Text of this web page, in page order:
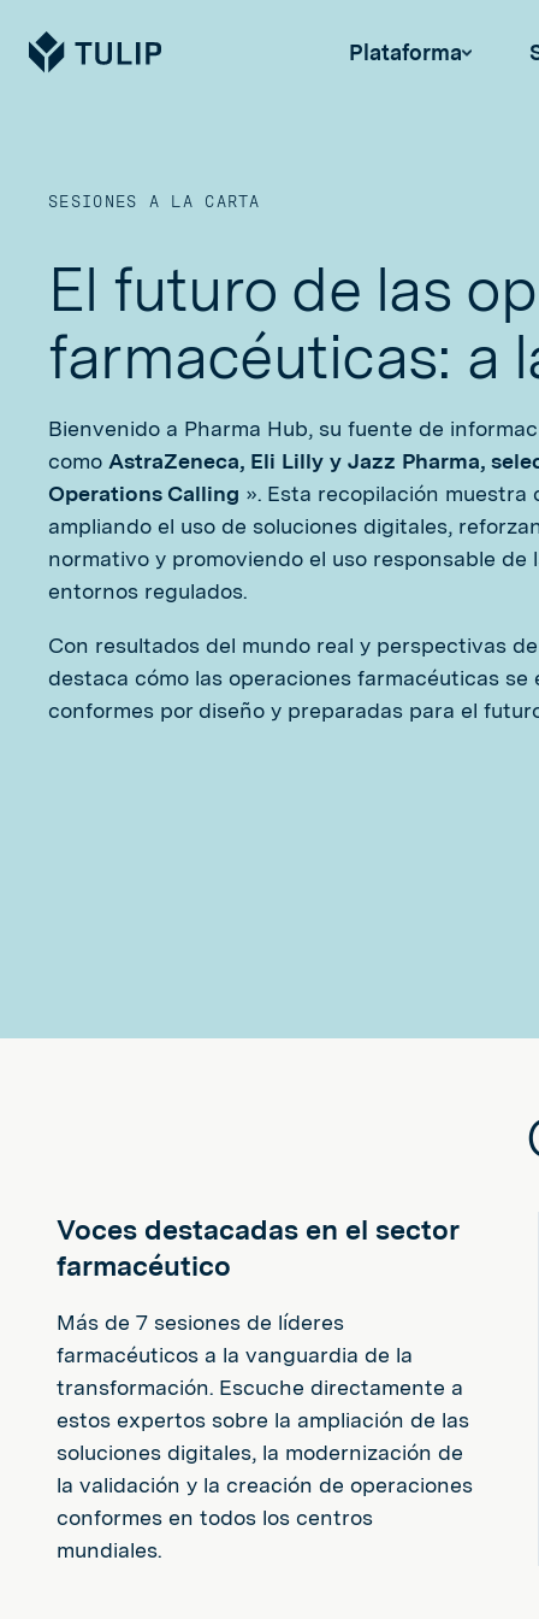
Tulip Plataforma
SESIONES A LA CARTA
El futuro de las
farmacéuticas: a
Bienvenido a Pharma Hub, su fuente de
como AstraZeneca, Eli Lilly y Jazz Pharma,
Operations Calling ». Esta recopilación
ampliando el uso de soluciones digitales,
normativo y promoviendo el uso responsable
entornos regulados.
Con resultados del mundo real y perspectivas
destaca cómo las operaciones farmacéuticas se
conformes por diseño y preparadas para el
Voces destacadas en el sector
farmacéutico
Más de 7 sesiones de líderes
farmacéuticos a la vanguardia de la
transformación. Escuche directamente a
estos expertos sobre la ampliación de las
soluciones digitales, la modernización de
la validación y la creación de operaciones
conformes en todos los centros
mundiales.